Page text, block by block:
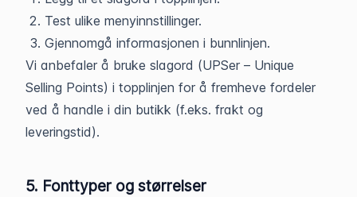
Test ulike menyinnstillinger.
Gjennomgå informasjonen i bunnlinjen.
Vi anbefaler å bruke slagord (UPSer – Unique
Selling Points) i topplinjen for å fremheve fordeler
ved å handle i din butikk (f.eks. frakt og
leveringstid).
5. Fonttyper og størrelser